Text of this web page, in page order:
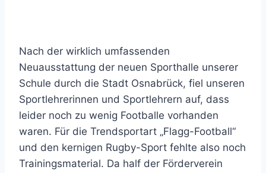
Nach der wirklich umfassenden
Neuausstattung der neuen Sporthalle unserer
Schule durch die Stadt Osnabrück, fiel unseren
Sportlehrerinnen und Sportlehrern auf, dass
leider noch zu wenig Footballe vorhanden
waren. Für die Trendsportart „Flagg-Football“
und den kernigen Rugby-Sport fehlte also noch
Trainingsmaterial. Da half der Förderverein